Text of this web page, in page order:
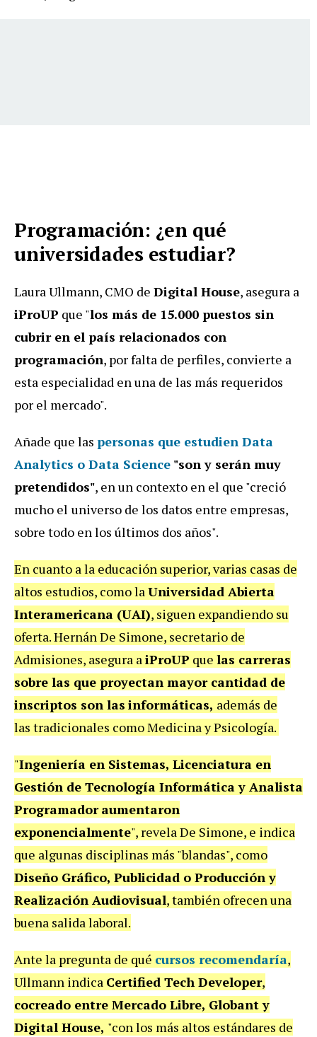
Programación: ¿en qué
universidades estudiar?
Laura Ullmann, CMO de Digital House, asegura a
iProUP que "los más de 15.000 puestos sin
cubrir en el país relacionados con
programación, por falta de perfiles, convierte a
esta especialidad en una de las más requeridos
por el mercado".
Añade que las personas que estudien Data
Analytics o Data Science "son y serán muy
pretendidos", en un contexto en el que "creció
mucho el universo de los datos entre empresas,
sobre todo en los últimos dos años".
En cuanto a la educación superior, varias casas de
altos estudios, como laUniversidad Abierta
Interamericana (UAI), siguen expandiendo su
oferta. Hernán De Simone, secretario de
Admisiones, asegura aiProUP que las carreras
sobre las que proyectan mayor cantidad de
inscriptos son las informáticas, además de
las tradicionales como Medicina y Psicología.
"Ingeniería en Sistemas, Licenciatura en
Gestión de Tecnología Informática y Analista
Programador aumentaron
exponencialmente", revela De Simone, e indica
que algunas disciplinas más "blandas", como
Diseño Gráfico, Publicidad o Producción y
Realización Audiovisual, también ofrecen una
buena salida laboral.
Ante la pregunta de qué cursos recomendaría,
Ullmann indica Certified Tech Developer,
cocreado entre Mercado Libre, Globant y
Digital House, "con los más altos estándares de